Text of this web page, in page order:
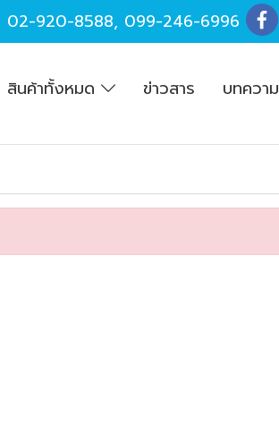
02-920-8588, 099-246-6996
สินค้าทั้งหมด ข่าวสาร บทความ